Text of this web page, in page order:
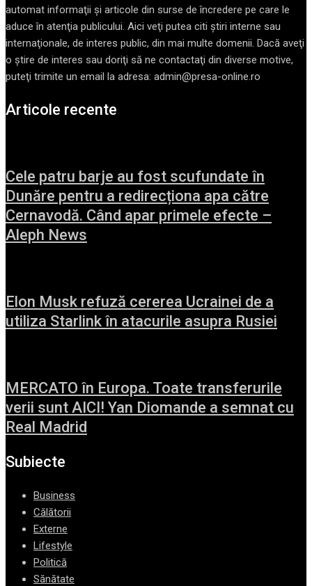
automat informaţii şi articole din surse de încredere pe care le
aduce în atenţia publicului. Aici veţi putea citi ştiri interne sau
internaţionale, de interes public, din mai multe domenii. Dacă aveţi
o ştire de interes sau doriţi să ne contactaţi din diverse motive,
puteţi trimite un email la adresa: admin@presa-online.ro
Articole recente
Cele patru barje au fost scufundate în
Dunăre pentru a redirecționa apa către
Cernavodă. Când apar primele efecte –
Aleph News
Elon Musk refuză cererea Ucrainei de a
utiliza Starlink în atacurile asupra Rusiei
MERCATO în Europa. Toate transferurile
verii sunt AICI! Yan Diomande a semnat cu
Real Madrid
Subiecte
Business
Călătorii
Externe
Lifestyle
Politică
Sănătate